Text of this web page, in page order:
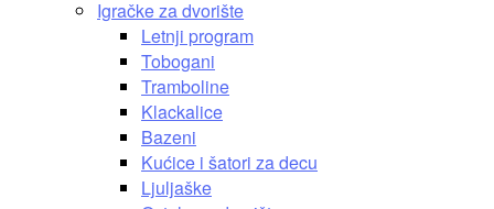
Igračke za dvorište
Letnji program
Tobogani
Tramboline
Klackalice
Bazeni
Kućice i šatori za decu
Ljuljaške